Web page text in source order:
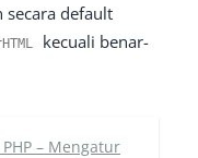
secara default
kecuali benar-
– Mengatur